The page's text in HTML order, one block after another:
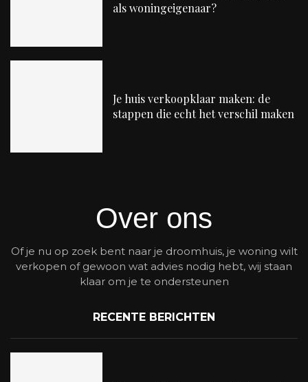
als woningeigenaar?
Je huis verkoopklaar maken: de
stappen die echt het verschil maken
Over ons
Of je nu op zoek bent naar je droomhuis, je woning wilt
verkopen of gewoon wat advies nodig hebt, wij staan
klaar om je te ondersteunen
RECENTE BERICHTEN